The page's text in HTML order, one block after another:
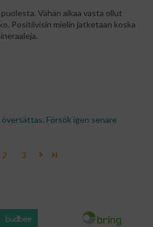
Vähän aikaa vasta ollut
Positiivisin mielin jatketaan koska
Försök igen senare
2 3